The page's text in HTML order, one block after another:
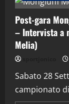
Post-gara
– Intervista a
Melia)
Sabato 28
campionato 2